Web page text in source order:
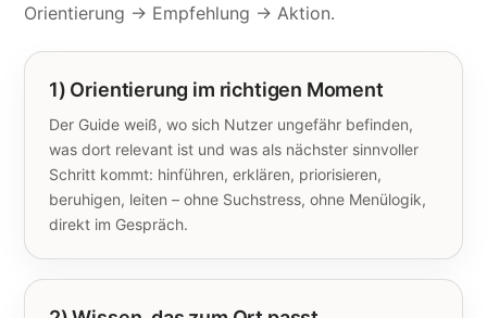
Orientierung → Empfehlung → Aktion.
1) Orientierung im richtigen Moment
Der Guide weiß, wo sich Nutzer ungefähr befinden,
was dort relevant ist und was als nächster sinnvoller
Schritt kommt: hinführen, erklären, priorisieren,
beruhigen, leiten – ohne Suchstress, ohne Menülogik,
direkt im Gespräch.